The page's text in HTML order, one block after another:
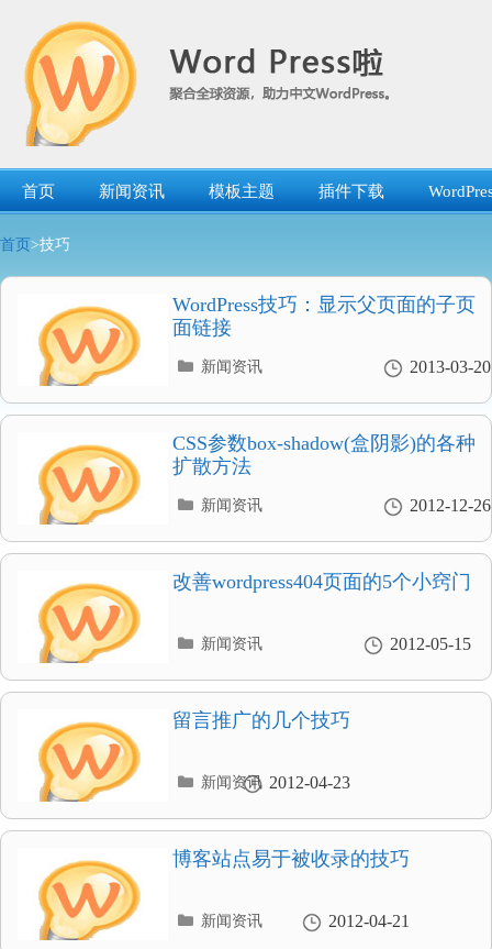
首页 新闻资讯 模板主题 插件下载
首页 >技巧
WordPress技巧：显示父页面的子页
面链接
2013-03-20
分
录
新闻资讯
CSS参数box-shadow(盒阴影)的各种
扩散方法
2012-12-26
分
录
新闻资讯
改善wordpress404页面的5个小窍门
2012-05-15
分
录
新闻资讯
留言推广的几个技巧
2012-04-23
分
录
新闻资讯
博客站点易于被收录的技巧
2012-04-21
分
新闻资讯